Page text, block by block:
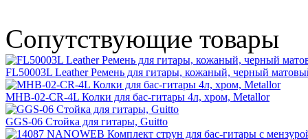
Сопутствующие товары
FL50003L Leather Ремень для гитары, кожаный, черный
MHB-02-CR-4L Колки для бас-гитары 4л, хром, Metallor
GGS-06 Стойка для гитары, Guitto